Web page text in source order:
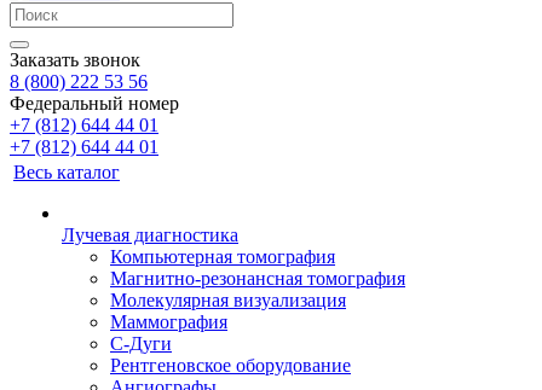
Заказать звонок
8 (800) 222 53 56
Федеральный номер
+7 (812) 644 44 01
+7 (812) 644 44 01
Весь каталог
Лучевая диагностика
Компьютерная томография
Магнитно-резонансная томография
Молекулярная визуализация
Маммография
С-Дуги
Рентгеновское оборудование